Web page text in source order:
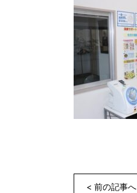
< 前の記事へ